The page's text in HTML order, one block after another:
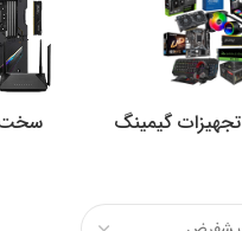
تجهیزات گیمینگ سخت